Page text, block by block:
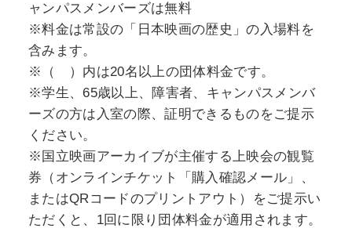
ャンパスメンバーズは無料
※料金は常設の「日本映画の歴史」の入場料を
含みます。
※（ ）内は20名以上の団体料金です。
※学生、65歳以上、障害者、キャンパスメンバ
ーズの方は入室の際、証明できるものをご提示
ください。
※国立映画アーカイブが主催する上映会の観覧
券（オンラインチケット「購入確認メール」、
またはQRコードのプリントアウト）をご提示い
ただくと、1回に限り団体料金が適用されます。